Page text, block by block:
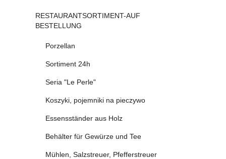
RESTAURANTSORTIMENT-AUF
BESTELLUNG
Porzellan
Sortiment 24h
Seria "Le Perle"
Koszyki, pojemniki na pieczywo
Essensständer aus Holz
Behälter für Gewürze und Tee
Mühlen, Salzstreuer, Pfefferstreuer